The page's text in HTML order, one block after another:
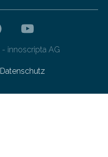
innoscripta AG
Datenschutz